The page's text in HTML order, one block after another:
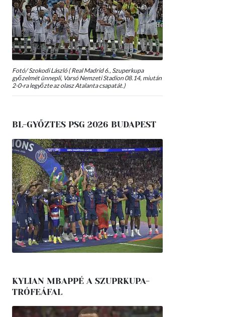
Fotó/ Szokodi László ( Real Madrid 6., Szuperkupa
győzelmét ünnepli, Varsó Nemzeti Stadion 08.14, miután
2-0-ra legyőzte az olasz Atalanta csapatát.)
BL-GYŐZTES PSG 2026 BUDAPEST
KYLIAN MBAPPÉ A SZUPRKUPA-
TRÓFEÁFAL